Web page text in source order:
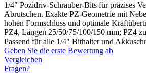
1/4" Pozidriv-Schrauber-Bits für präzises
Abrutschen. Exakte PZ-Geometrie mit
hohen Formschluss und optimale
PZ4, Längen 25/50/75/100/150 mm; PZ4
Passend für alle 1/4" Bithalter und
Geben Sie die erste Bewertung ab
Vergleichen
Fragen?